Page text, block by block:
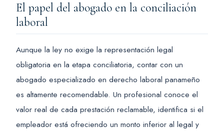
El papel del abogado en la conciliación
laboral
Aunque la ley no exige la representación legal
obligatoria en la etapa conciliatoria, contar con un
abogado especializado en derecho laboral panameño
es altamente recomendable. Un profesional conoce el
valor real de cada prestación reclamable, identifica si el
empleador está ofreciendo un monto inferior al legal y